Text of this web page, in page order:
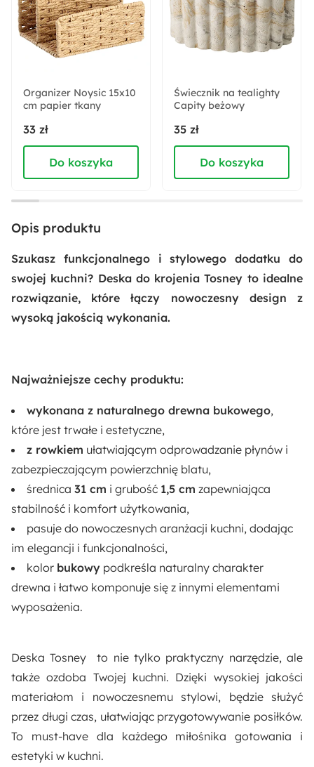
Kuchnia
Akcja specjalna:
Montaż:
Do samodzielnego montażu
Promocje sezonowe:
Prezent
Organizer Noysic 15x10
cm papier tkany
33 zł
Do koszyka
Świecznik na tealighty
Capity beżowy
35 zł
Do koszyka
Opis produktu
Szukasz funkcjonalnego i stylowego dodatku do
swojej kuchni? Deska do krojenia Tosney to idealne
rozwiązanie, które łączy nowoczesny design z
wysoką jakością wykonania.
Najważniejsze cechy produktu:
wykonana z naturalnego drewna bukowego,
które jest trwałe i estetyczne,
z rowkiem ułatwiającym odprowadzanie płynów i
zabezpieczającym powierzchnię blatu,
średnica 31 cm i grubość 1,5 cm zapewniająca
stabilność i komfort użytkowania,
pasuje do nowoczesnych aranżacji kuchni, dodając
im elegancji i funkcjonalności,
kolor bukowy podkreśla naturalny charakter
drewna i łatwo komponuje się z innymi elementami
wyposażenia.
Deska Tosney to nie tylko praktyczny narzędzie, ale
także ozdoba Twojej kuchni. Dzięki wysokiej jakości
materiałom i nowoczesnemu stylowi, będzie służyć
przez długi czas, ułatwiając przygotowywanie posiłków.
To must-have dla każdego miłośnika gotowania i
estetyki w kuchni.